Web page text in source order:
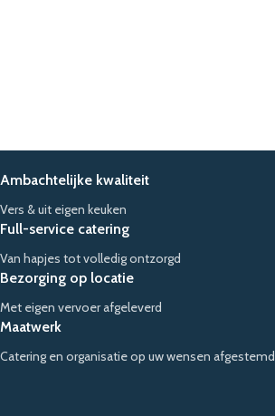
Ambachtelijke kwaliteit
Vers & uit eigen keuken
Full-service catering
Van hapjes tot volledig ontzorgd
Bezorging op locatie
Met eigen vervoer afgeleverd
Maatwerk
Catering en organisatie op uw wensen afgestemd